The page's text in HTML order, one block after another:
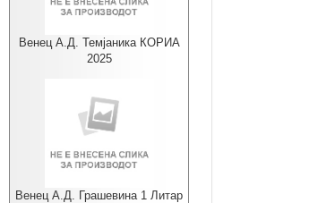
Венец А.Д. Темјаника КОРИА
2025
Венец А.Д. Грашевина 1 Литар